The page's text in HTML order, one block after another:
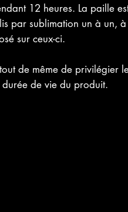
12 heures. La paille
par sublimation un à un,
sur ceux-ci.
de même de privilégier
de vie du produit.